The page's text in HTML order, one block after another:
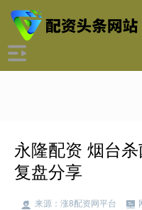
永隆配资 烟台
复盘分享
来源：涨8配资网平台